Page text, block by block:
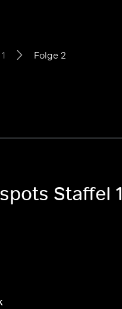
Folge 2
Staffel 1